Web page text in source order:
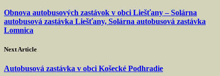
Obnova autobusových zastávok v obci Liešťany – Solárna
autobusová zastávka Liešťany, Solárna autobusová zastávka
Lomnica
Next Article
Autobusová zastávka v obci Košecké Podhradie